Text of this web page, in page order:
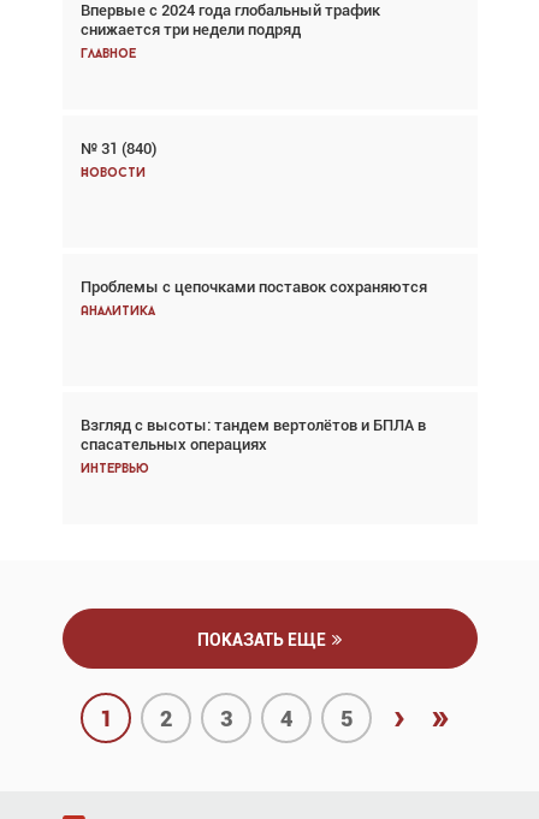
Впервые с 2024 года глобальный трафик
снижается три недели подряд
Главное
№ 31 (840)
Новости
Проблемы с цепочками поставок сохраняются
Аналитика
Взгляд с высоты: тандем вертолётов и БПЛА в
спасательных операциях
Интервью
Взгляд с высоты: тандем вертолётов и БПЛА в
спасательных операциях
Главное
Авиационный фотограф Дэйв Кох: «Фотография
говорит сама за себя... а ИИ всё портит»
Впервые с 2024 года глобальный трафик
снижается три недели подряд
Частный самолёт – это актив. Подходите к
покупке соответствующим образом
Интервью
ПОКАЗАТЬ ЕЩЕ
1 2 3 4 5 › »